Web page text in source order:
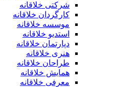
شرکتی خلاقانه
کارگردان خلاقانه
موسسه خلاقانه
استدیو خلاقانه
دپارتمان خلاقانه
هنری خلاقانه
طراحان خلاقانه
همایش خلاقانه
معرفی خلاقانه